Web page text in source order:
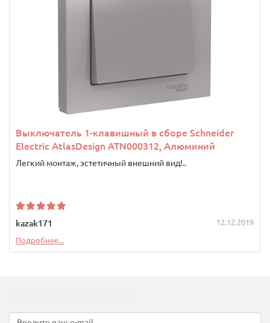
Выключатель 1-клавишный в сборе Schneider
Electric AtlasDesign ATN000312, Алюминий
Легкий монтаж, эстетичный внешний вид!..
kazak171 12.12.2019
Подробнее...